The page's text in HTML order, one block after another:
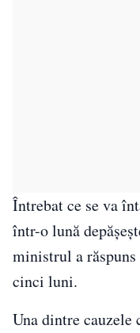
Întrebat ce se va
într-o lună
ministrul a
cinci luni.
Una dintre cauzele